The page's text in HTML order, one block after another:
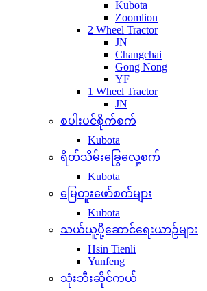
Kubota
Zoomlion
2 Wheel Tractor
JN
Changchai
Gong Nong
YF
1 Wheel Tractor
JN
စပါးပင်စိုက်စက်
Kubota
ရိတ်သိမ်းခြွေလှေ့စက်
Kubota
မြေတူးဖော်စက်များ
Kubota
သယ်ယူပို့ဆောင်ရေးယာဉ်များ
Hsin Tienli
Yunfeng
သုံးဘီးဆိုင်ကယ်